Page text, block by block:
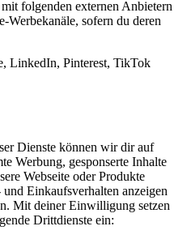
folgenden externen Anbietern
Werbekanäle, sofern du deren
LinkedIn, Pinterest, TikTok
Dienste können wir dir auf
Werbung, gesponserte Inhalte
Webseite oder Produkte
Einkaufsverhalten anzeigen
Mit deiner Einwilligung setzen
Drittdienste ein: